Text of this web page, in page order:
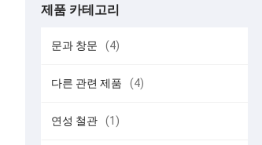
제품 카테고리
문과 창문 (4)
다른 관련 제품 (4)
연성 철관 (1)